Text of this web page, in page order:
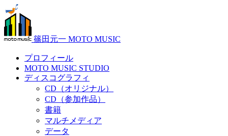
篠田元一 MOTO MUSIC
プロフィール
MOTO MUSIC STUDIO
ディスコグラフィ
CD（オリジナル）
CD（参加作品）
書籍
マルチメディア
データ